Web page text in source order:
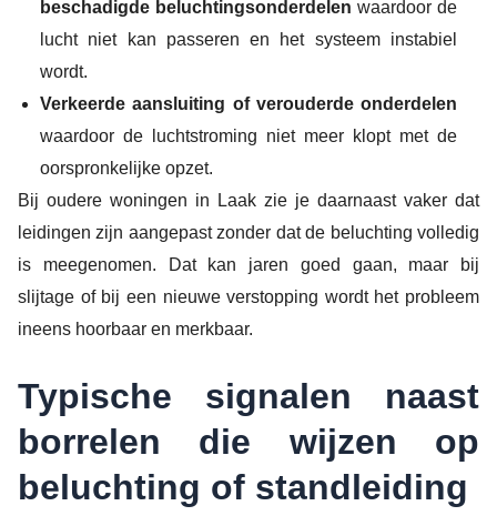
beschadigde beluchtingsonderdelen waardoor de
lucht niet kan passeren en het systeem instabiel
wordt.
Verkeerde aansluiting of verouderde onderdelen
waardoor de luchtstroming niet meer klopt met de
oorspronkelijke opzet.
Bij oudere woningen in Laak zie je daarnaast vaker dat
leidingen zijn aangepast zonder dat de beluchting volledig
is meegenomen. Dat kan jaren goed gaan, maar bij
slijtage of bij een nieuwe verstopping wordt het probleem
ineens hoorbaar en merkbaar.
Typische signalen naast
borrelen die wijzen op
beluchting of standleiding